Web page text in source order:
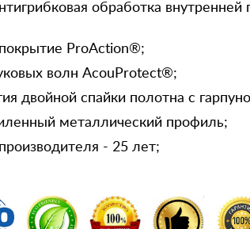
обработка внутренней
ProAction®;
волн AcouProtect®;
двойной спайки полотна с
металлический профиль;
- 25 лет;